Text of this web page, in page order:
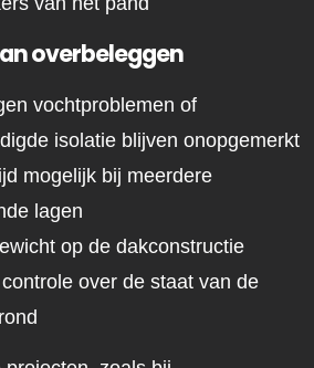
overbeleggen
vochtproblemen of
isolatie blijven onopgemerkt
mogelijk bij meerdere
lagen
op de dakconstructie
over de staat van de